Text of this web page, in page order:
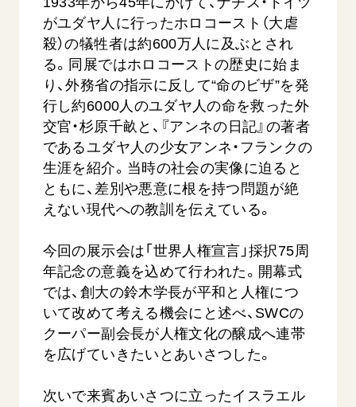
【被爆証言】「原爆の子」として生きた80年
広島県 早志百…
2026.08.06
SDGs 平和 動画
証言 広島
がユダヤ人に行ったホロコースト（大虐
殺）の犠牲者は約600万人に及ぶとされ
る。同展ではホロコーストの歴史に始ま
り、外務省の指示に反して“命のビザ”を発
行し約6000人のユダヤ人の命を救った外
交官・杉原千畝と、『アンネの日記』の著者
であるユダヤ人の少女アンネ・フランクの
生涯を紹介。当時の社会の実像に迫ると
ともに、差別や悪意に根を持つ問題が絶
えない現代への教訓を伝えている。
今回の展示会は「世界人権宣言」採択75周
年記念の意義を込めて行われた。開幕式
では、創大の鈴木学長が平和と人権につ
いて改めて考える機会にと述べ、SWCの
クーパー副会長が人権文化の醸成へ連帯
を広げていきたいとあいさつした。
次いで来賓あいさつに立ったイスラエル